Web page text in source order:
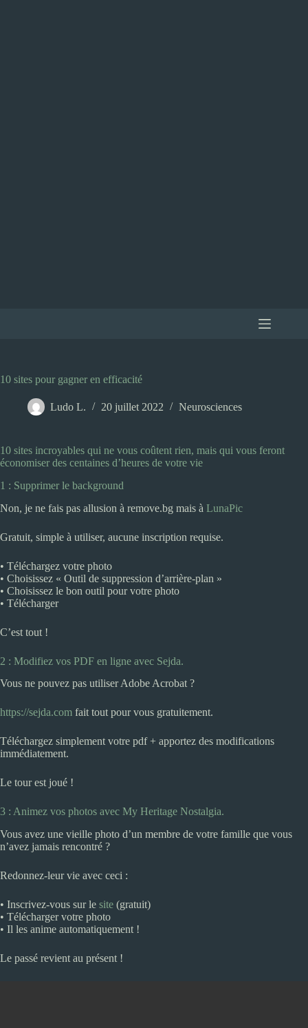
10 sites pour gagner en efficacité
Ludo L. 20 juillet 2022 Neurosciences
10 sites incroyables qui ne vous coûtent rien, mais qui vous feront
économiser des centaines d’heures de votre vie
1 : Supprimer le background
Non, je ne fais pas allusion à remove.bg mais à LunaPic
Gratuit, simple à utiliser, aucune inscription requise.
• Téléchargez votre photo
• Choisissez « Outil de suppression d’arrière-plan »
• Choisissez le bon outil pour votre photo
• Télécharger
C’est tout !
2 : Modifiez vos PDF en ligne avec Sejda.
Vous ne pouvez pas utiliser Adobe Acrobat ?
https://sejda.com fait tout pour vous gratuitement.
Téléchargez simplement votre pdf + apportez des modifications
immédiatement.
Le tour est joué !
3 : Animez vos photos avec My Heritage Nostalgia.
Vous avez une vieille photo d’un membre de votre famille que vous
n’avez jamais rencontré ?
Redonnez-leur vie avec ceci :
• Inscrivez-vous sur le site (gratuit)
• Télécharger votre photo
• Il les anime automatiquement !
Le passé revient au présent !